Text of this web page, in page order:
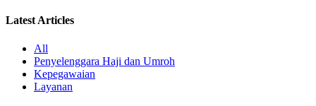
Latest Articles
All
Penyelenggara Haji dan Umroh
Kepegawaian
Layanan